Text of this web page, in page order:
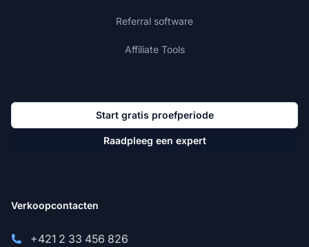
Referral software
Affiliate Tools
Start gratis proefperiode
Raadpleeg een expert
Verkoopcontacten
+421 2 33 456 826